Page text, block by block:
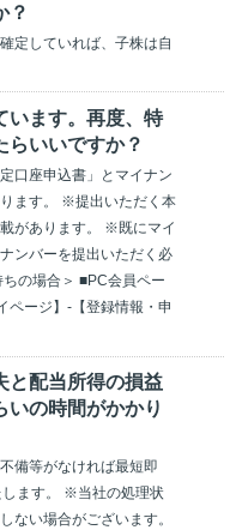
？
定していれば、子株は自
います。再度、特
らいいですか？
口座申込書」とマイナン
ます。 ※提出いただく本
があります。 ※既にマイ
ンバーを提出いただく必
の場合＞ ■PC会員ペー
ージ】-【登録情報・申
と配当所得の損益
いの時間がかかり
備等がなければ最短即
します。 ※当社の処理状
ない場合がございます。